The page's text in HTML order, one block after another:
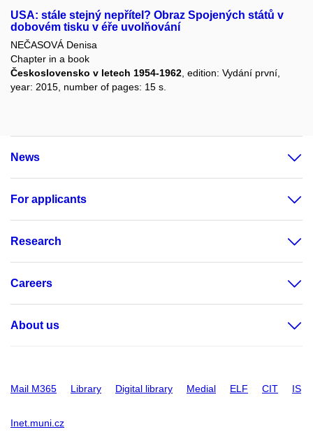
USA: stále stejný nepřítel? Obraz Spojených států v
dobovém tisku v éře uvolňování
NEČASOVÁ Denisa
Chapter in a book
Československo v letech 1954-1962 , edition: Vydání první,
year: 2015, number of pages: 15 s.
News
For applicants
Research
Careers
About us
Mail M365 Library Digital library Medial ELF CIT IS
Inet.muni.cz